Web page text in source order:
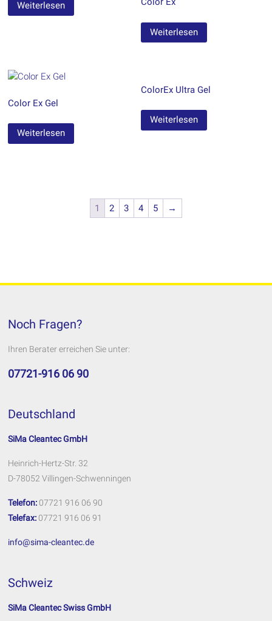
Weiterlesen
Weiterlesen
Color Ex Gel
Weiterlesen
ColorEx Ultra Gel
Weiterlesen
1 2 3 4 5 →
Noch Fragen?
Ihren Berater erreichen Sie unter:
07721-916 06 90
Deutschland
SiMa Cleantec GmbH
Heinrich-Hertz-Str. 32
D-78052 Villingen-Schwenningen
Telefon: 07721 916 06 90
Telefax: 07721 916 06 91
info@sima-cleantec.de
Schweiz
SiMa Cleantec Swiss GmbH